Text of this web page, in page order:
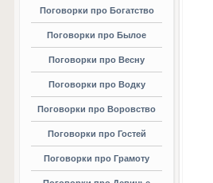
Поговорки про Богатство
Поговорки про Былое
Поговорки про Весну
Поговорки про Водку
Поговорки про Воровство
Поговорки про Гостей
Поговорки про Грамоту